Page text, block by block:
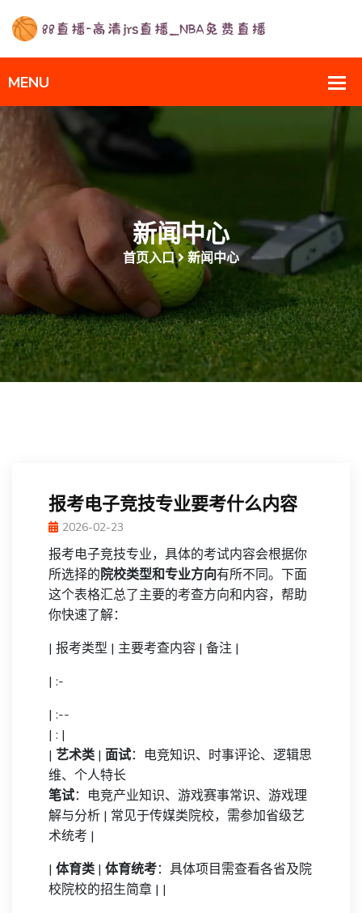
新闻中心
首页入口 新闻中心
报考电子竞技专业要考什么内容
2026-02-23
报考电子竞技专业，具体的考试内容会根据你
所选择的院校类型和专业方向有所不同。下面
这个表格汇总了主要的考查方向和内容，帮助
你快速了解：
| 报考类型 | 主要考查内容 | 备注 |
| :-
| :--
| : |
| 艺术类 | 面试：电竞知识、时事评论、逻辑思
维、个人特长
笔试：电竞产业知识、游戏赛事常识、游戏理
解与分析 | 常见于传媒类院校，需参加省级艺
术统考 |
| 体育类 | 体育统考：具体项目需查看各省及院
校院校的招生简章 | |